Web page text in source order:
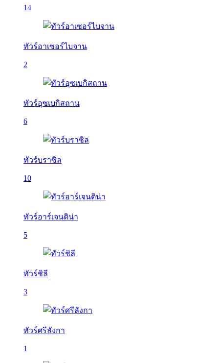
14
ทัวร์อาเซอร์ไบจาน
2
ทัวร์อุซเบกิสถาน
6
ทัวร์บราซิล
10
ทัวร์อาร์เจนติน่า
5
ทัวร์ชิลี
3
ทัวร์ศรีลังกา
1